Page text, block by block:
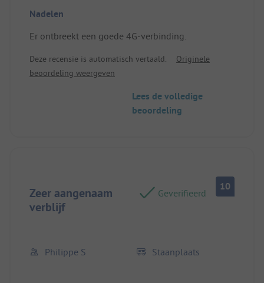
Locatie/Huuraccommodatie: Perfect: schaduwrijk
Gras is goed gemaaid.
Nadelen
Er ontbreekt een goede 4G-verbinding.
Deze recensie is automatisch vertaald.
Originele
beoordeling weergeven
Lees de volledige
beoordeling
Zeer aangenaam
verblijf
Geverifieerd
10
Philippe S Staanplaats